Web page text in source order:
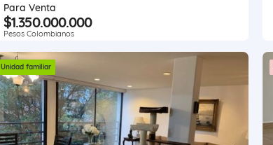
Para Venta
$1.350.000.000
Pesos Colombianos
Unidad familiar